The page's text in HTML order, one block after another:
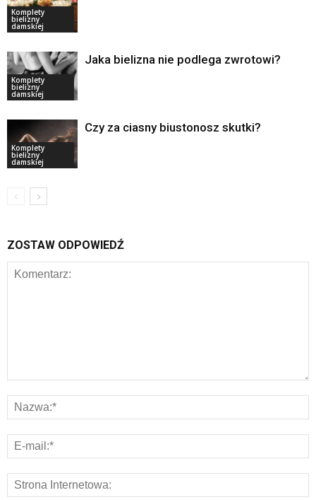
Komplety
bielizny
damskiej
Komplety
bielizny
damskiej
Jaka bielizna nie podlega zwrotowi?
Komplety
bielizny
damskiej
Czy za ciasny biustonosz skutki?
ZOSTAW ODPOWIEDŹ